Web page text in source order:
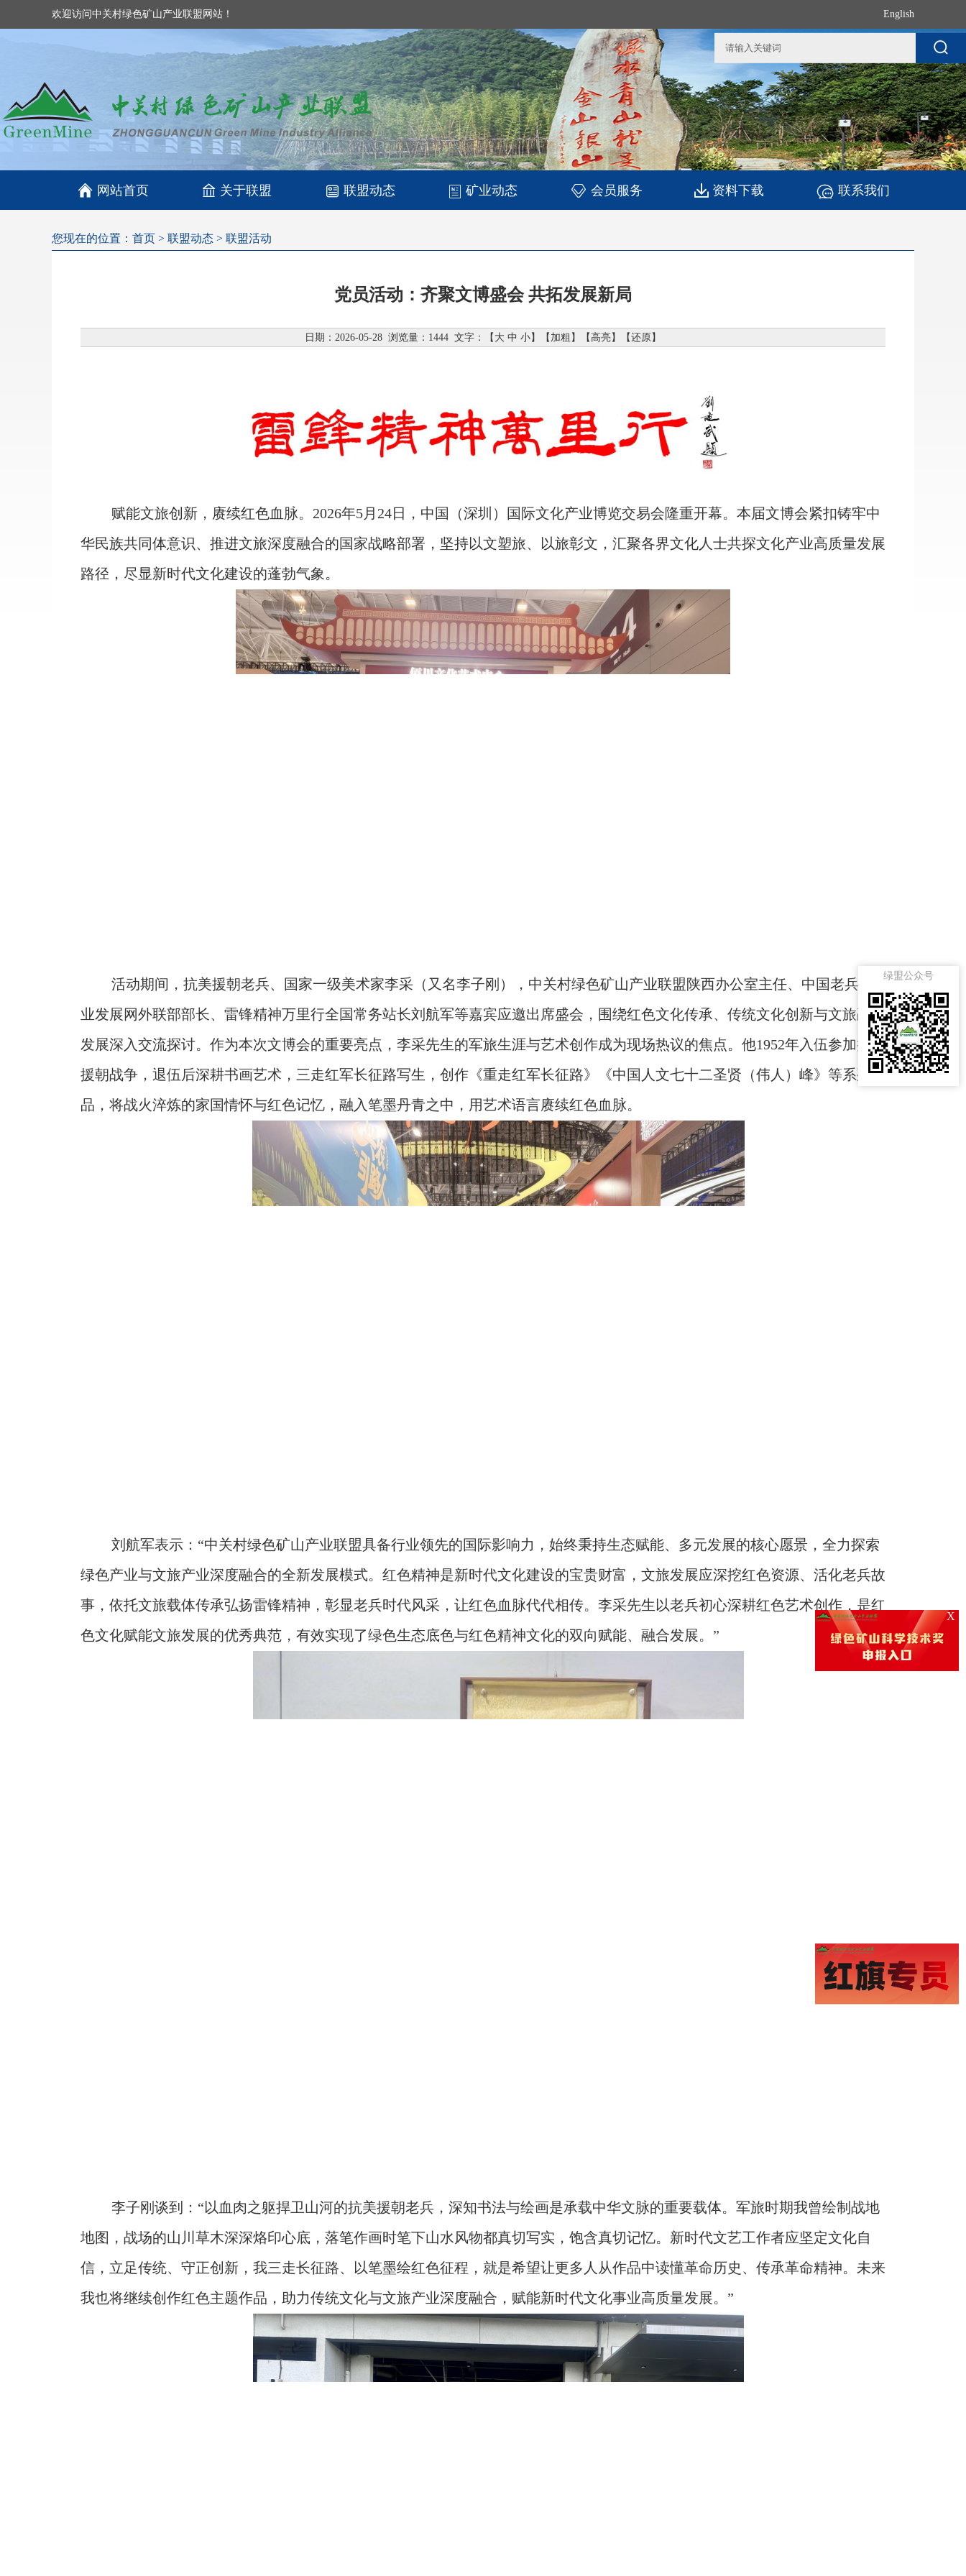
欢迎访问中关村绿色矿山产业联盟网站！ English
 网站首页 关于联盟 联盟动态 矿业动态 会员服务 资料下载 联系我们
您现在的位置： 首页 > 联盟动态 > 联盟活动
党员活动：齐聚文博盛会 共拓发展新局
日期：2026-05-28 浏览量：1444 文字：【 大 中 小】【 加粗 】【 高亮】【还原 】
赋能文旅创新，赓续红色血脉。2026年5月24日，中国（深圳）国际文化产业博览交易会隆重开幕。本届文博会紧扣铸牢中
华民族共同体意识、推进文旅深度融合的国家战略部署，坚持以文塑旅、以旅彰文，汇聚各界文化人士共探文化产业高质量发展
路径，尽显新时代文化建设的蓬勃气象。
活动期间，抗美援朝老兵、国家一级美术家李采（又名李子刚），中关村绿色矿山产业联盟陕西办公室主任、中国老兵事
业发展网外联部部长、雷锋精神万里行全国常务站长刘航军等嘉宾应邀出席盛会，围绕红色文化传承、传统文化创新与文旅融合
发展深入交流探讨。作为本次文博会的重要亮点，李采先生的军旅生涯与艺术创作成为现场热议的焦点。他1952年入伍参加抗美
援朝战争，退伍后深耕书画艺术，三走红军长征路写生，创作《重走红军长征路》《中国人文七十二圣贤（伟人）峰》等系列作
品，将战火淬炼的家国情怀与红色记忆，融入笔墨丹青之中，用艺术语言赓续红色血脉。
刘航军表示：“中关村绿色矿山产业联盟具备行业领先的国际影响力，始终秉持生态赋能、多元发展的核心愿景，全力探索
绿色产业与文旅产业深度融合的全新发展模式。红色精神是新时代文化建设的宝贵财富，文旅发展应深挖红色资源、活化老兵故
事，依托文旅载体传承弘扬雷锋精神，彰显老兵时代风采，让红色血脉代代相传。李采先生以老兵初心深耕红色艺术创作，是红
色文化赋能文旅发展的优秀典范，有效实现了绿色生态底色与红色精神文化的双向赋能、融合发展。”
李子刚谈到：“以血肉之躯捍卫山河的抗美援朝老兵，深知书法与绘画是承载中华文脉的重要载体。军旅时期我曾绘制战地
地图，战场的山川草木深深烙印心底，落笔作画时笔下山水风物都真切写实，饱含真切记忆。新时代文艺工作者应坚定文化自
信，立足传统、守正创新，我三走长征路、以笔墨绘红色征程，就是希望让更多人从作品中读懂革命历史、传承革命精神。未来
我也将继续创作红色主题作品，助力传统文化与文旅产业深度融合，赋能新时代文化事业高质量发展。 ”
绿盟公众号
X